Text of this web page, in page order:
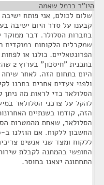
היו"ר כרמל שאמה
שלום לכולם, אני פותח
קבענו על סדר היום ישיבה
בחברות הסלולר. דבר ממוקד
שמקבלים הלקוחות במוקדים
הפרונטאליים. כולנו או
היום בתחום הזה. לאחר
ולפני צעדים אחרים בחרנו
הסלולאר כדי לראות מה ניתן
להקל על צרכני הסלולאר
הזה, קודמו בשנתיים
הסלולאר, שאחת מהמטרות
ללקוח ומצד שני אנשים
החופשי בהמתנה לקבלת
התחתונה יצאנו בחוסר.